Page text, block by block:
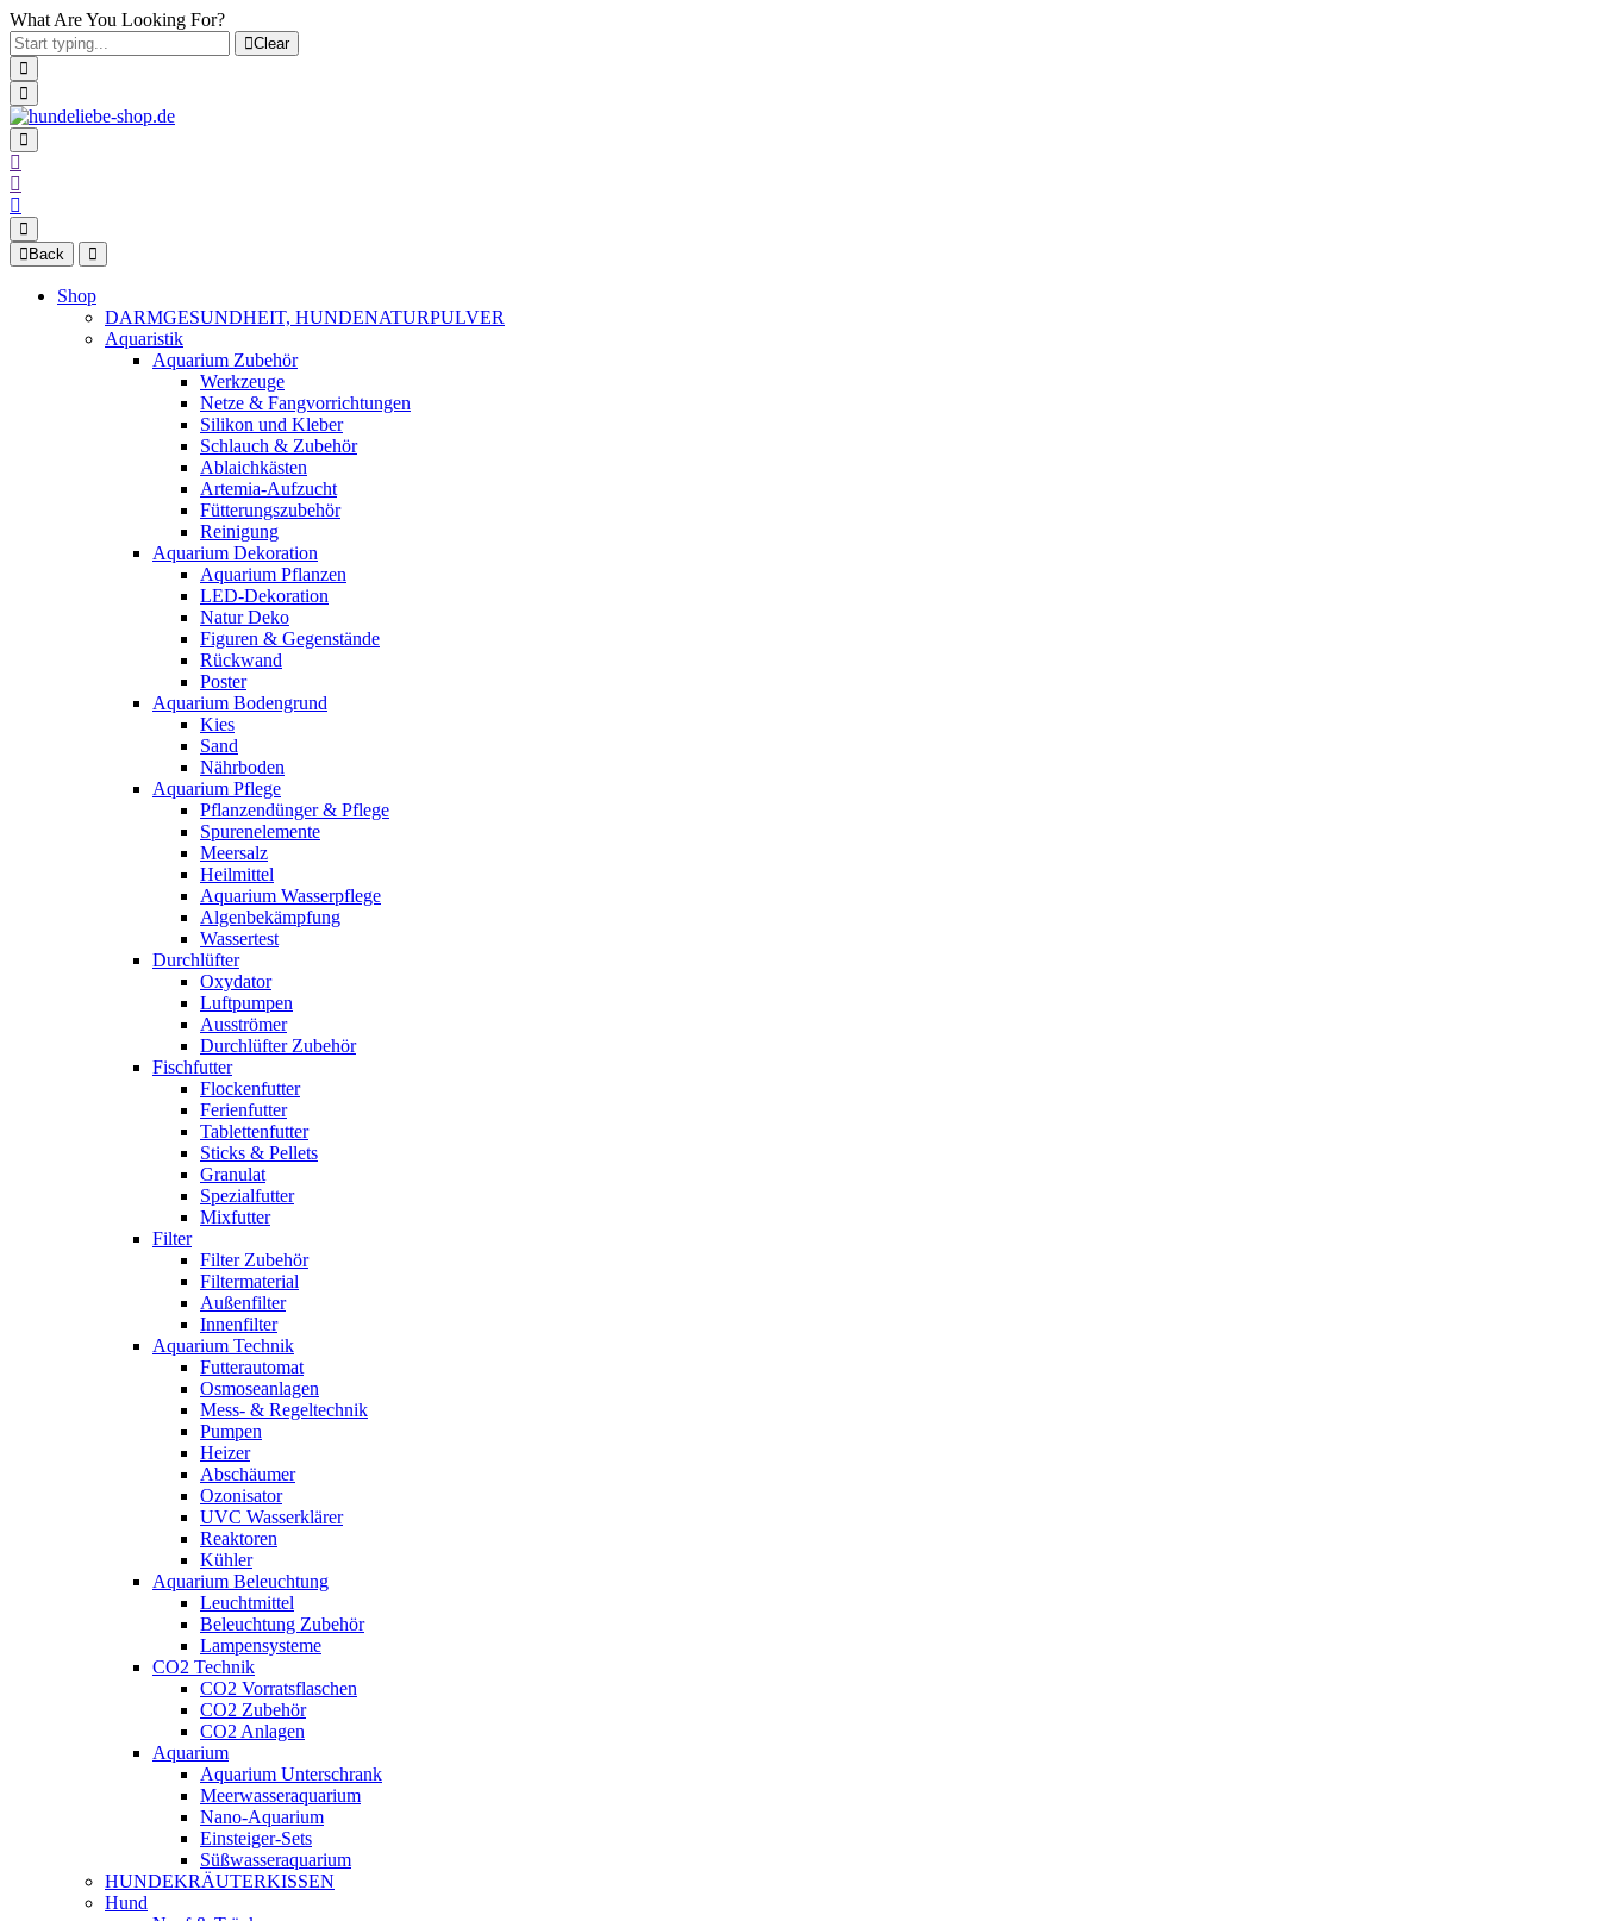
What Are You Looking For?
Clear
Back
Shop
DARMGESUNDHEIT, HUNDENATURPULVER
Aquaristik
Aquarium Zubehör
Werkzeuge
Netze & Fangvorrichtungen
Silikon und Kleber
Schlauch & Zubehör
Ablaichkästen
Artemia-Aufzucht
Fütterungszubehör
Reinigung
Aquarium Dekoration
Aquarium Pflanzen
LED-Dekoration
Natur Deko
Figuren & Gegenstände
Rückwand
Poster
Aquarium Bodengrund
Kies
Sand
Nährboden
Aquarium Pflege
Pflanzendünger & Pflege
Spurenelemente
Meersalz
Heilmittel
Aquarium Wasserpflege
Algenbekämpfung
Wassertest
Durchlüfter
Oxydator
Luftpumpen
Ausströmer
Durchlüfter Zubehör
Fischfutter
Flockenfutter
Ferienfutter
Tablettenfutter
Sticks & Pellets
Granulat
Spezialfutter
Mixfutter
Filter
Filter Zubehör
Filtermaterial
Außenfilter
Innenfilter
Aquarium Technik
Futterautomat
Osmoseanlagen
Mess- & Regeltechnik
Pumpen
Heizer
Abschäumer
Ozonisator
UVC Wasserklärer
Reaktoren
Kühler
Aquarium Beleuchtung
Leuchtmittel
Beleuchtung Zubehör
Lampensysteme
CO2 Technik
CO2 Vorratsflaschen
CO2 Zubehör
CO2 Anlagen
Aquarium
Aquarium Unterschrank
Meerwasseraquarium
Nano-Aquarium
Einsteiger-Sets
Süßwasseraquarium
HUNDEKRÄUTERKISSEN
Hund